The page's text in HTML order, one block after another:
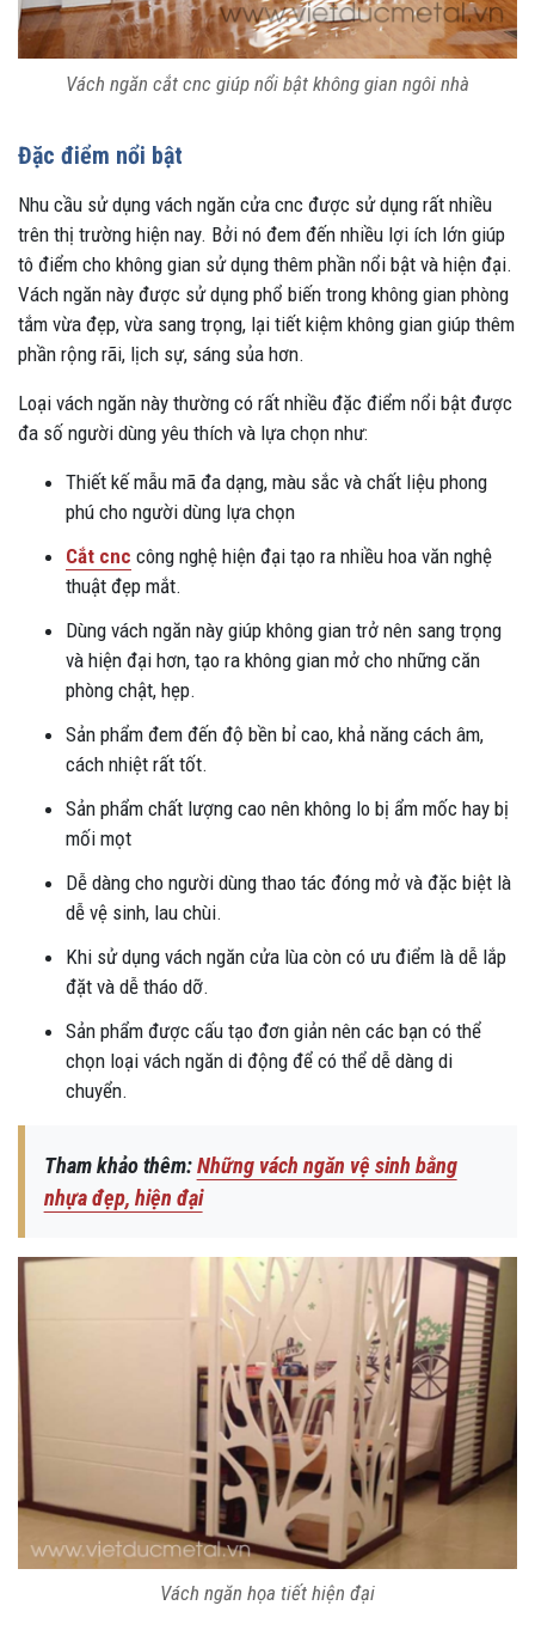
Vách ngăn cắt cnc giúp nổi bật không gian ngôi nhà
Đặc điểm nổi bật
Nhu cầu sử dụng vách ngăn cửa cnc được sử dụng rất nhiều
trên thị trường hiện nay. Bởi nó đem đến nhiều lợi ích lớn giúp
tô điểm cho không gian sử dụng thêm phần nổi bật và hiện đại.
Vách ngăn này được sử dụng phổ biến trong không gian phòng
tắm vừa đẹp, vừa sang trọng, lại tiết kiệm không gian giúp thêm
phần rộng rãi, lịch sự, sáng sủa hơn.
Loại vách ngăn này thường có rất nhiều đặc điểm nổi bật được
đa số người dùng yêu thích và lựa chọn như:
Thiết kế mẫu mã đa dạng, màu sắc và chất liệu phong
phú cho người dùng lựa chọn
Cắt cnc công nghệ hiện đại tạo ra nhiều hoa văn nghệ
thuật đẹp mắt.
Dùng vách ngăn này giúp không gian trở nên sang trọng
và hiện đại hơn, tạo ra không gian mở cho những căn
phòng chật, hẹp.
Sản phẩm đem đến độ bền bỉ cao, khả năng cách âm,
cách nhiệt rất tốt.
Sản phẩm chất lượng cao nên không lo bị ẩm mốc hay bị
mối mọt
Dễ dàng cho người dùng thao tác đóng mở và đặc biệt là
dễ vệ sinh, lau chùi.
Khi sử dụng vách ngăn cửa lùa còn có ưu điểm là dễ lắp
đặt và dễ tháo dỡ.
Sản phẩm được cấu tạo đơn giản nên các bạn có thể
chọn loại vách ngăn di động để có thể dễ dàng di
chuyển.
Tham khảo thêm:Những vách ngăn vệ sinh bằng
nhựa đẹp, hiện đại
Vách ngăn họa tiết hiện đại